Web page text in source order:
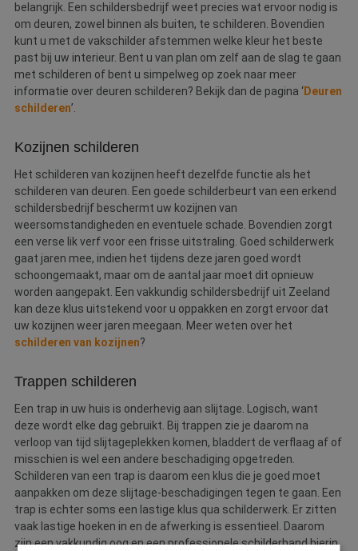
belangrijk. Een schildersbedrijf weet precies wat ervoor nodig is
om deuren, zowel binnen als buiten, te schilderen. Bovendien
kunt u met de vakschilder afstemmen welke kleur het beste
past bij uw interieur. Bent u van plan om zelf aan de slag te gaan
met schilderen of bent u simpelweg op zoek naar meer
informatie over deuren schilderen? Bekijk dan de pagina ‘Deuren
schilderen’.
Kozijnen schilderen
Het schilderen van kozijnen heeft dezelfde functie als het
schilderen van deuren. Een goede schilderbeurt van een erkend
schildersbedrijf beschermt uw kozijnen van
weersomstandigheden en eventuele schade. Bovendien zorgt
een verse lik verf voor een frisse uitstraling. Goed schilderwerk
gaat jaren mee, indien het tijdens deze jaren goed wordt
schoongemaakt, maar om de aantal jaar moet dit opnieuw
worden aangepakt. Een vakkundig schildersbedrijf uit Zeeland
kan deze klus uitstekend voor u oppakken en zorgt ervoor dat
uw kozijnen weer jaren meegaan. Meer weten over het
schilderen van kozijnen?
Trappen schilderen
Een trap in uw huis is onderhevig aan slijtage. Logisch, want
deze wordt elke dag gebruikt. Bij trappen zie je daarom na
verloop van tijd slijtageplekken komen, bladdert de verflaag af of
misschien is wel een andere beschadiging opgetreden.
Schilderen van een trap is daarom een klus die je goed moet
aanpakken om deze slijtage-beschadigingen tegen te gaan. Een
trap is echter soms een lastige klus qua schilderwerk. Er zitten
vaak lastige hoeken in en de afwerking is essentieel. Daarom
zijn een vakkundig oog en een professionele schilderhand hierin